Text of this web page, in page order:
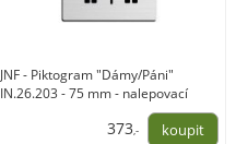
JNF - Piktogram "Dámy/Páni"
IN.26.203 - 75 mm - nalepovací
373,-